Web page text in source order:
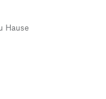
Hause